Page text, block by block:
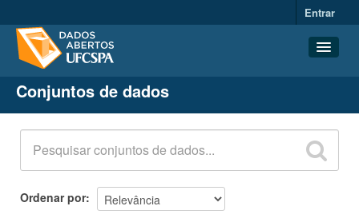
Entrar
Conjuntos de dados
Organizações
Grupos
Sobre
Conjuntos de dados
Ordenar por